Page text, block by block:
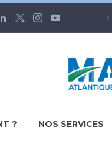
? NOS SERVICES